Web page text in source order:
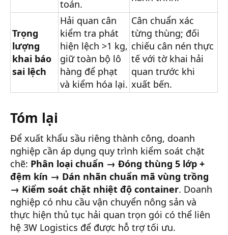
toán.
Trọng
lượng
khai báo
sai lệch
Hải quan cân
kiểm tra phát
hiện lệch >1 kg,
giữ toàn bộ lô
hàng để phạt
và kiểm hóa lại.
Cân chuẩn xác
từng thùng; đối
chiếu cân nén thực
tế với tờ khai hải
quan trước khi
xuất bến.
Tóm lại
Để xuất khẩu sầu riêng thành công, doanh
nghiệp cần áp dụng quy trình kiểm soát chặt
chẽ: Phân loại chuẩn → Đóng thùng 5 lớp +
đệm kín → Dán nhãn chuẩn mã vùng trồng
→ Kiểm soát chặt nhiệt độ container. Doanh
nghiệp có nhu cầu vận chuyển nông sản và
thực hiện thủ tục hải quan trọn gói có thể liên
hệ 3W Logistics để được hỗ trợ tối ưu.